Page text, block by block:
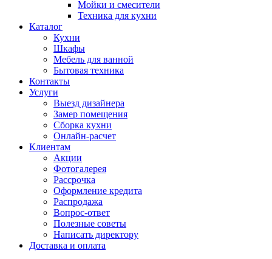
Мойки и смесители
Техника для кухни
Каталог
Кухни
Шкафы
Мебель для ванной
Бытовая техника
Контакты
Услуги
Выезд дизайнера
Замер помещения
Сборка кухни
Онлайн-расчет
Клиентам
Акции
Фотогалерея
Рассрочка
Оформление кредита
Распродажа
Вопрос-ответ
Полезные советы
Написать директору
Доставка и оплата